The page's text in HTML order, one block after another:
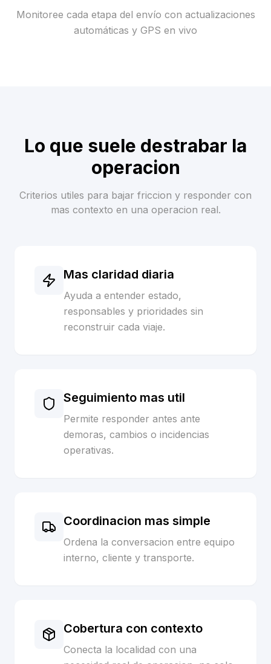
Monitoree cada etapa del envío con actualizaciones
automáticas y GPS en vivo
Lo que suele destrabar la
operacion
Criterios utiles para bajar friccion y responder con
mas contexto en una operacion real.
Mas claridad diaria
Ayuda a entender estado,
responsables y prioridades sin
reconstruir cada viaje.
Seguimiento mas util
Permite responder antes ante
demoras, cambios o incidencias
operativas.
Coordinacion mas simple
Ordena la conversacion entre equipo
interno, cliente y transporte.
Cobertura con contexto
Conecta la localidad con una